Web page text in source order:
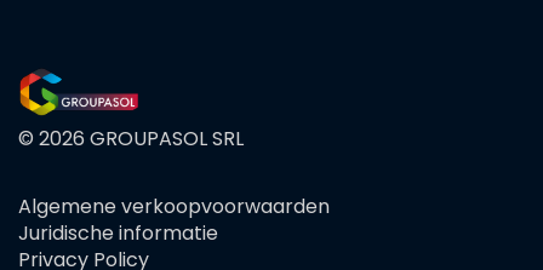
© 2026 GROUPASOL SRL
FOOTER
MENU
Algemene verkoopvoorwaarden
Juridische informatie
Privacy Policy